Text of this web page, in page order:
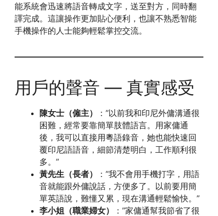
能系統會迅速將語音轉成文字，送至對方，同時翻
譯完成。這讓操作更加貼心便利，也讓不熟悉智能
手機操作的人士能夠輕鬆掌控交流。
用戶的聲音 — 真實感受
陳女士（僱主）
：”以前我和印尼外傭溝通很
困難，經常要靠簡單肢體語言。用家傭通
後，我可以直接用粵語錄音，她也能快速回
覆印尼語語音，細節清楚明白，工作順利很
多。”
黃先生（長者）
：”我不會用手機打字，用語
音就能跟外傭說話，方便多了。以前要用簡
單英語說，難懂又累，現在溝通輕鬆愉快。”
李小姐（職業婦女）
：”家傭通幫我節省了很